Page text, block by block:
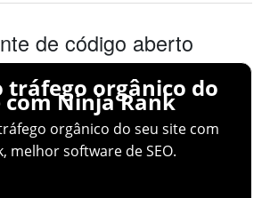
de código aberto
tráfego orgânico do
com Ninja Rank
orgânico do seu site com
melhor software de SEO.